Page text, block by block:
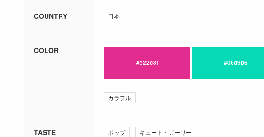
COUNTRY 日本
COLOR
#e22c8f #06d9b6
カラフル
TASTE ポップ キュート・ガーリー